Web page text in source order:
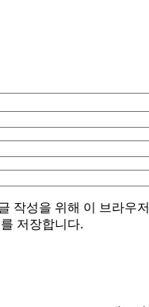
작성을 위해 이 브라우
저장합니다.